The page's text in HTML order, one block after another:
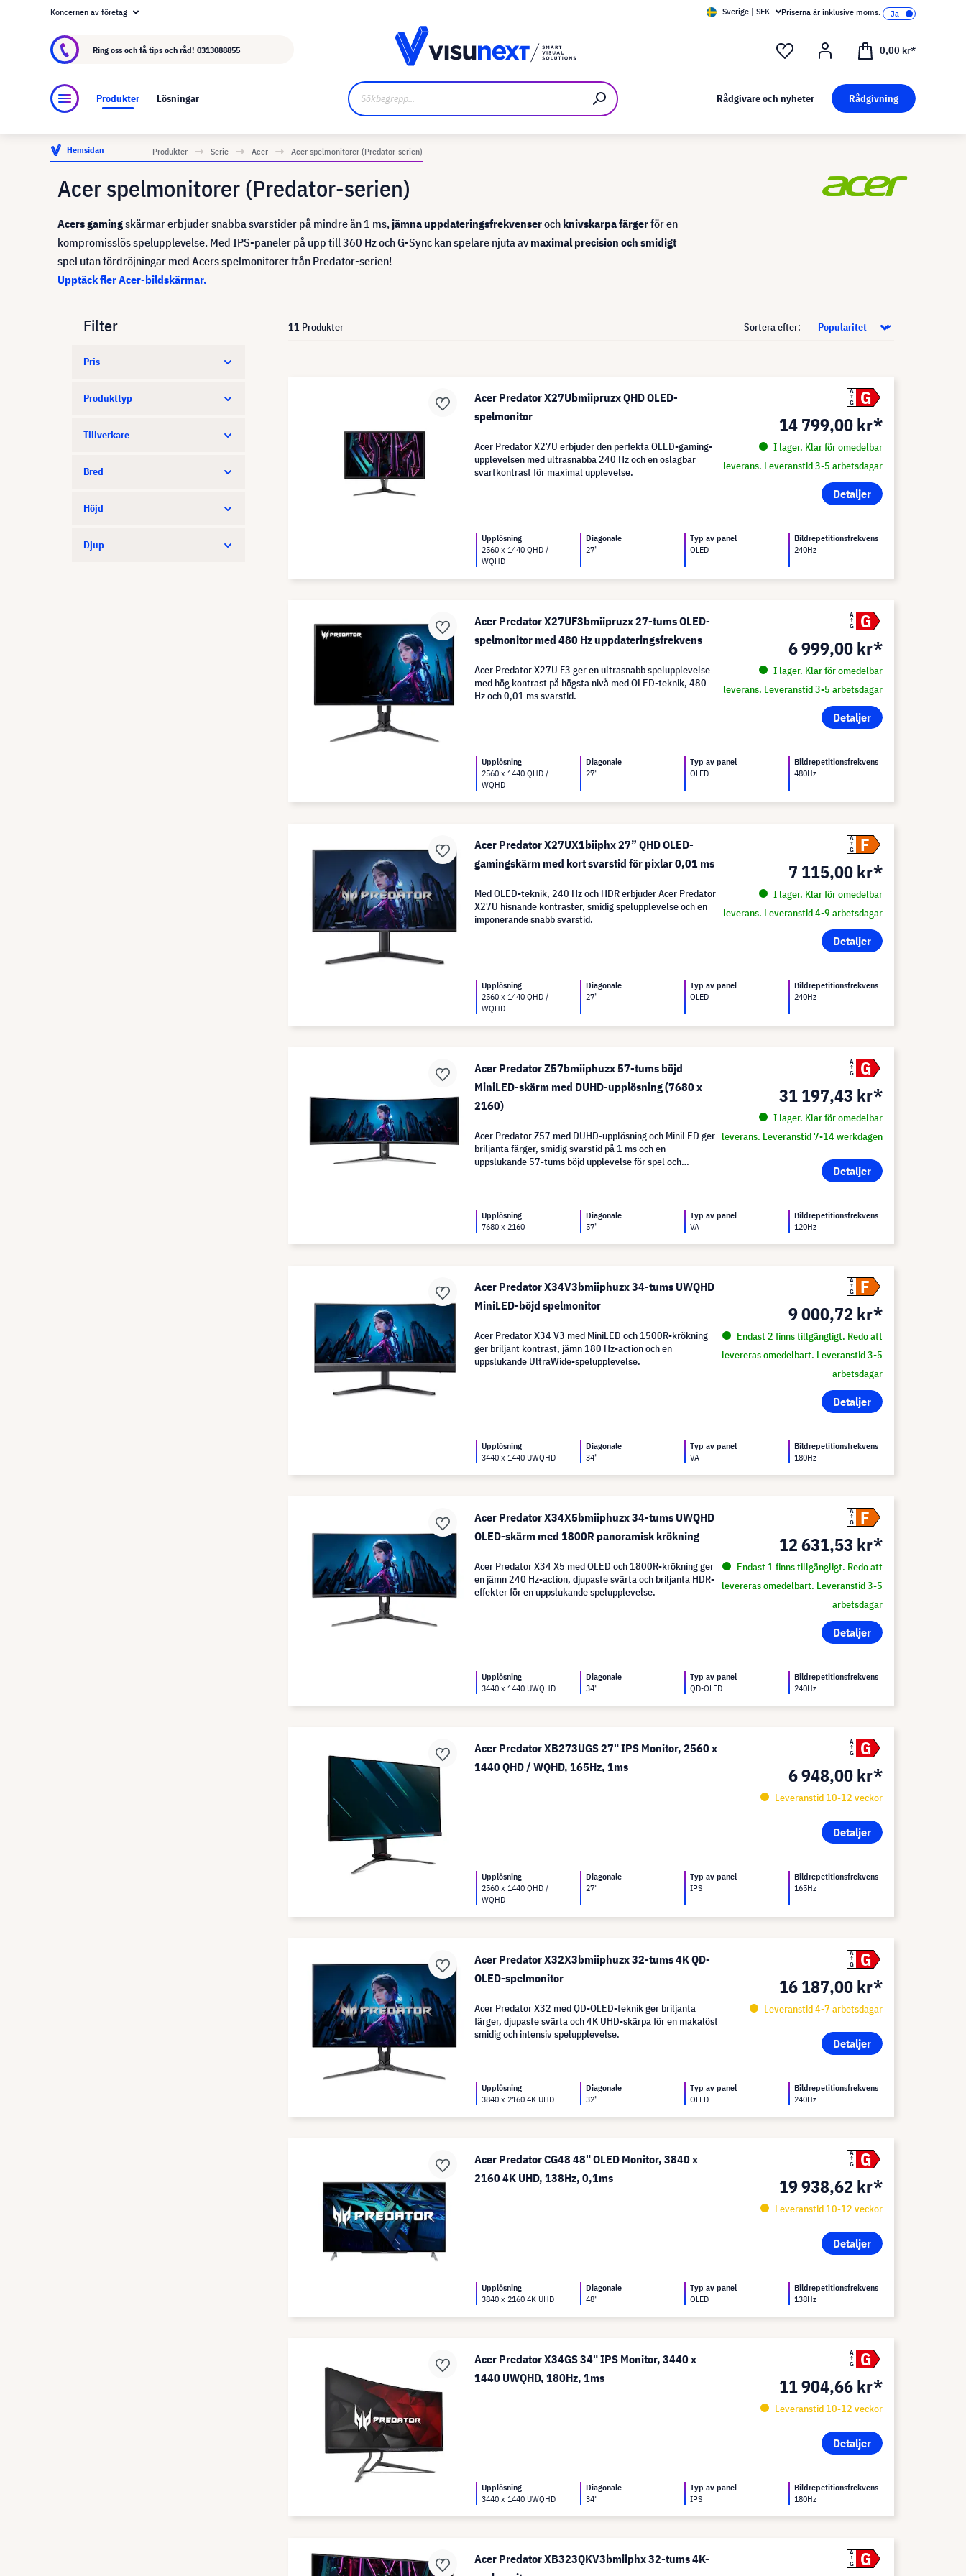
Om visunext.se
Koncernen av företag Sverige | SEK Priserna är inklusive moms.
Ring oss och få tips och råd! 0313088855 0,00 kr*
Produkter Lösningar Rådgivare och nyheter Rådgivning
Hemsidan Produkter Serie Acer Acer spelmonitorer (Predator-serien)
Acer spelmonitorer (Predator-serien)
Acers gamingskärmar erbjuder snabba svarstider på mindre än 1 ms,jämna uppdateringsfrekvenseroch knivskarpa färgerför en
kompromisslös spelupplevelse. Med IPS-paneler på upp till 360 Hz och G-Sync kan spelare njuta avmaximal precision och smidigt
spel utan fördröjningar med Acers spelmonitorer från Predator-serien!
Upptäck fler Acer-bildskärmar.
Filter
Pris
Produkttyp
Tillverkare
Bred
Höjd
Djup
11 Produkter Sortera efter:
Acer Predator X27Ubmiipruzx QHD OLED-
spelmonitor
A
G
G
14 799,00 kr*
I lager. Klar för omedelbar
leverans. Leveranstid 3-5 arbetsdagar
Detaljer
Acer Predator X27U erbjuder den perfekta OLED-gaming-
upplevelsen med ultrasnabba 240 Hz och en oslagbar
svartkontrast för maximal upplevelse.
Upplösning
2560 x 1440 QHD /
WQHD
Diagonale
27"
Typ av panel
OLED
Bildrepetitionsfrekvens
240Hz
Acer Predator X27UF3bmiipruzx 27-tums OLED-
spelmonitor med 480 Hz uppdateringsfrekvens
A
G
G
6 999,00 kr*
I lager. Klar för omedelbar
leverans. Leveranstid 3-5 arbetsdagar
Detaljer
Acer Predator X27U F3 ger en ultrasnabb spelupplevelse
med hög kontrast på högsta nivå med OLED-teknik, 480
Hz och 0,01 ms svarstid.
Upplösning
2560 x 1440 QHD /
WQHD
Diagonale
27"
Typ av panel
OLED
Bildrepetitionsfrekvens
480Hz
Acer Predator X27UX1biiphx 27” QHD OLED-
gamingskärm med kort svarstid för pixlar 0,01 ms
A
G
F
7 115,00 kr*
I lager. Klar för omedelbar
leverans. Leveranstid 4-9 arbetsdagar
Detaljer
Med OLED-teknik, 240 Hz och HDR erbjuder Acer Predator
X27U hisnande kontraster, smidig spelupplevelse och en
imponerande snabb svarstid.
Upplösning
2560 x 1440 QHD /
WQHD
Diagonale
27"
Typ av panel
OLED
Bildrepetitionsfrekvens
240Hz
Acer Predator Z57bmiiphuzx 57-tums böjd
MiniLED-skärm med DUHD-upplösning (7680 x
2160)
A
G
G
31 197,43 kr*
I lager. Klar för omedelbar
leverans. Leveranstid 7-14 werkdagen
Detaljer
Acer Predator Z57 med DUHD-upplösning och MiniLED ger
briljanta färger, smidig svarstid på 1 ms och en
uppslukande 57-tums böjd upplevelse för spel och
Upplösning
7680 x 2160
Diagonale
57"
Typ av panel
VA
Bildrepetitionsfrekvens
120Hz
Acer Predator X34V3bmiiphuzx 34-tums UWQHD
MiniLED-böjd spelmonitor
A
G
F
9 000,72 kr*
Endast 2 finns tillgängligt. Redo att
levereras omedelbart. Leveranstid 3-5
arbetsdagar
Detaljer
Acer Predator X34 V3 med MiniLED och 1500R-krökning
ger briljant kontrast, jämn 180 Hz-action och en
uppslukande UltraWide-spelupplevelse.
Upplösning
3440 x 1440 UWQHD
Diagonale
34"
Typ av panel
VA
Bildrepetitionsfrekvens
180Hz
Acer Predator X34X5bmiiphuzx 34-tums UWQHD
OLED-skärm med 1800R panoramisk krökning
A
G
F
12 631,53 kr*
Endast 1 finns tillgängligt. Redo att
levereras omedelbart. Leveranstid 3-5
arbetsdagar
Detaljer
Acer Predator X34 X5 med OLED och 1800R-krökning ger
en jämn 240 Hz-action, djupaste svärta och briljanta HDR-
effekter för en uppslukande spelupplevelse.
Upplösning
3440 x 1440 UWQHD
Diagonale
34"
Typ av panel
QD-OLED
Bildrepetitionsfrekvens
240Hz
Acer Predator XB273UGS 27" IPS Monitor, 2560 x
1440 QHD / WQHD, 165Hz, 1ms
A
G
G
6 948,00 kr*
Leveranstid 10-12 veckor
Detaljer
Upplösning
2560 x 1440 QHD /
WQHD
Diagonale
27"
Typ av panel
IPS
Bildrepetitionsfrekvens
165Hz
Acer Predator X32X3bmiiphuzx 32-tums 4K QD-
OLED-spelmonitor
A
G
G
16 187,00 kr*
Leveranstid 4-7 arbetsdagar
Detaljer
Acer Predator X32 med QD-OLED-teknik ger briljanta
färger, djupaste svärta och 4K UHD-skärpa för en makalöst
smidig och intensiv spelupplevelse.
Upplösning
3840 x 2160 4K UHD
Diagonale
32"
Typ av panel
OLED
Bildrepetitionsfrekvens
240Hz
Acer Predator CG48 48" OLED Monitor, 3840 x
2160 4K UHD, 138Hz, 0,1ms
A
G
G
19 938,62 kr*
Leveranstid 10-12 veckor
Detaljer
Upplösning
3840 x 2160 4K UHD
Diagonale
48"
Typ av panel
OLED
Bildrepetitionsfrekvens
138Hz
Acer Predator X34GS 34" IPS Monitor, 3440 x
1440 UWQHD, 180Hz, 1ms
A
G
G
11 904,66 kr*
Leveranstid 10-12 veckor
Detaljer
Upplösning
3440 x 1440 UWQHD
Diagonale
34"
Typ av panel
IPS
Bildrepetitionsfrekvens
180Hz
Acer Predator XB323QKV3bmiiphx 32-tums 4K-
A
G
G